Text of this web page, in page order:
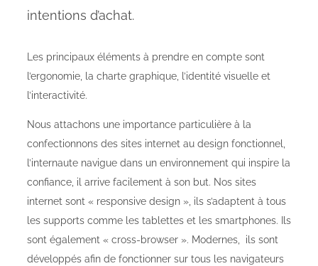
intentions d’achat.
Les principaux éléments à prendre en compte sont
l’ergonomie, la charte graphique, l’identité visuelle et
l’interactivité.
Nous attachons une importance particulière à la
confectionnons des sites internet au design fonctionnel,
l’internaute navigue dans un environnement qui inspire la
confiance, il arrive facilement à son but. Nos sites
internet sont « responsive design », ils s’adaptent à tous
les supports comme les tablettes et les smartphones. Ils
sont également « cross-browser ». Modernes, ils sont
développés afin de fonctionner sur tous les navigateurs